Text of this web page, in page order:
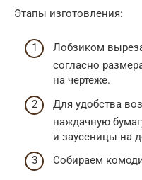
Этапы изготовления:
Лобзиком
согласно
на чертеже.
Для удобства
наждачную
и заусеницы на
Собираем